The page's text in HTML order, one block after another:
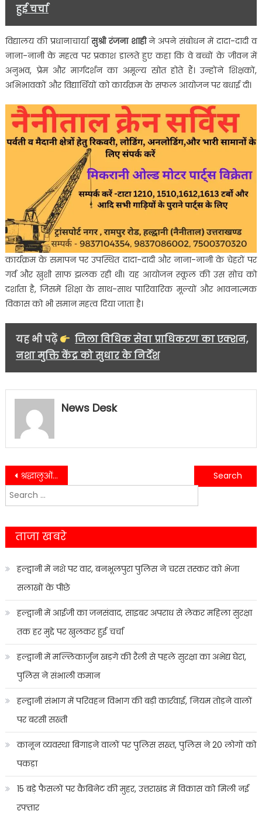
हुई चर्चा
विद्यालय की प्रधानाचार्यासुश्री रंजना शाहीने अपने संबोधन में दादा-दादी व
नाना-नानी के महत्व पर प्रकाश डालते हुए कहा कि वे बच्चों के जीवन में
अनुभव, प्रेम और मार्गदर्शन का अमूल्य स्रोत होते हैं। उन्होंने शिक्षकों,
अभिभावकों और विद्यार्थियों को कार्यक्रम के सफल आयोजन पर बधाई दी।
कार्यक्रम के समापन पर उपस्थित दादा-दादी और नाना-नानी के चेहरों पर
गर्व और खुशी साफ झलक रही थी। यह आयोजन स्कूल की उस सोच को
दर्शाता है, जिसमें शिक्षा के साथ-साथ पारिवारिक मूल्यों और भावनात्मक
विकास को भी समान महत्व दिया जाता है।
यह भी पढ़ें
जिला विधिक सेवा प्राधिकरण का एक्शन,
नशा मुक्ति केंद्र को सुधार के निर्देश
News Desk
Post
navigation
श्रद्धालुओं की भीड़ और भक्तिमय कीर्तन ने किया कार्यक्रम यादगार….
त्योहार से पहले प्रशासन अलर्ट, मावा-दूध सहित 16 सैंपल भरे गए….
Search
for:
ताजा खबरे
हल्द्वानी में नशे पर वार, बनभूलपुरा पुलिस ने चरस तस्कर को भेजा
सलाखों के पीछे
हल्द्वानी में आईजी का जनसंवाद, साइबर अपराध से लेकर महिला सुरक्षा
तक हर मुद्दे पर खुलकर हुई चर्चा
हल्द्वानी में मल्लिकार्जुन खड़गे की रैली से पहले सुरक्षा का अभेद्य घेरा,
पुलिस ने संभाली कमान
हल्द्वानी संभाग में परिवहन विभाग की बड़ी कार्रवाई, नियम तोड़ने वालों
पर बरसी सख्ती
कानून व्यवस्था बिगाड़ने वालों पर पुलिस सख्त, पुलिस ने 20 लोगों को
पकड़ा
15 बड़े फैसलों पर कैबिनेट की मुहर, उत्तराखंड में विकास को मिली नई
रफ्तार